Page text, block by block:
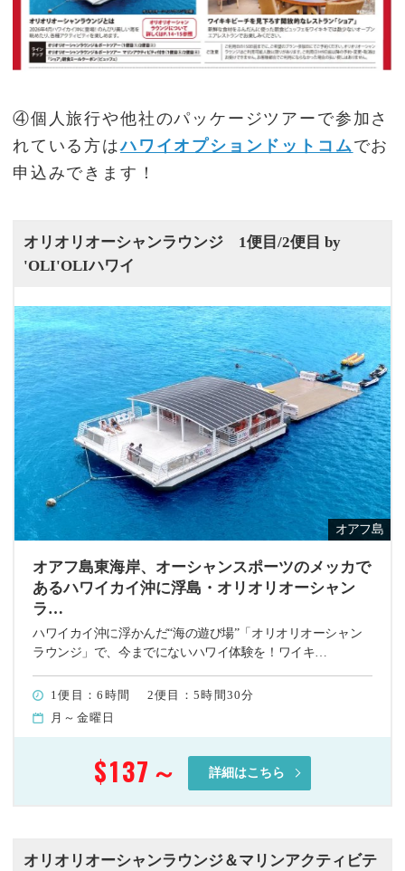
④個人旅行や他社のパッケージツアーで参加さ
れている方はハワイオプションドットコムでお
申込みできます！
オリオリオーシャンラウンジ 1便目/2便目 by
'OLI'OLIハワイ
オアフ島
オアフ島東海岸、オーシャンスポーツのメッカで
あるハワイカイ沖に浮島・オリオリオーシャン
ラ…
ハワイカイ沖に浮かんだ“海の遊び場”「オリオリオーシャン
ラウンジ」で、今までにないハワイ体験を！ワイキ…
1便目：6時間 2便目：5時間30分
月～金曜日
$137 ～ 詳細はこちら
オリオリオーシャンラウンジ＆マリンアクティビテ